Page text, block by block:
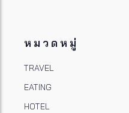
หมวดหมู่
TRAVEL
EATING
HOTEL